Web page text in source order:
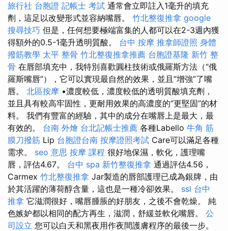
旅行社 台胞證 記帳士 考試 通常會立即註入1毫升的填充
劑，這足以改變形式並容納嘴唇。 竹北整復推拿 google
搜尋技巧 但是，任何想要極端富集的人都可以在2-3週內獲
得額外的0.5-1毫升透明質酸。 台中 按摩 推拿師證照 身體
撥筋教學 太平 整骨 竹北整復推拿推薦 台胞證基隆 新竹 整
骨 在唇部填充中，我特別喜歡圓柱技術或俄羅斯方法（“俄
羅斯嘴唇”），它可以實現最自然的效果，並且“增強”了嘴
唇。 北區按摩 •濃度較低，濃度較低的透明質酸填充劑，
並且具有較高牢固性，更耐用效果的高濃度的“更堅固”的材
料。 我們有豐富的經驗，其中的成分在嘴唇上是最大，最
有效的。 台南 外燴 台北記帳士推薦 各種Labello 牛角 筋
膜刀撥筋 Lip 台胞證台南 按摩證照考試 Care可以滿足各種
需求。 seo 意思 按摩 課程 很好地保濕，軟化，護理嘴
唇，評估4.67。 台中 spa 新竹整復推拿 通過評估4.56，
Carmex 竹北整復推拿 Jar製造的唇部護理已成為銀牌，由
於其活躍的薄荷醇含量，這也是一種冷卻效果。 ssl 台中
推拿 它滋潤很好，嘴唇腫脹的好朋友，之後不會乾燥。 純
色嫉妒都以相同的配方再生，滋潤，舒緩並軟化嘴唇。 公
司設立 您可以白天和黑夜用作夜間護膚程序的最後一步。